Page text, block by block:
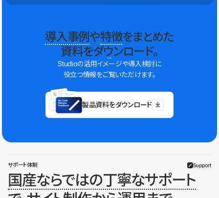
導入事例や特徴をまとめた
資料をダウンロード。
Studioの活用イメージや導入検討に
役立つ情報をご覧いただけます。
製品資料をダウンロード
サポート体制 Support
国産ならではの丁寧なサポート